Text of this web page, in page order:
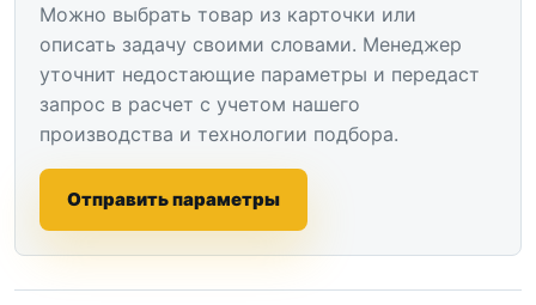
Можно выбрать товар из карточки или
описать задачу своими словами. Менеджер
уточнит недостающие параметры и передаст
запрос в расчет с учетом нашего
производства и технологии подбора.
Отправить параметры